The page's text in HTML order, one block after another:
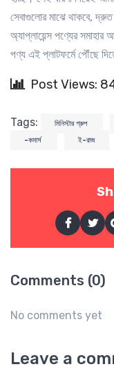
সেবাগুলোর মাঝে থাকবে,
অ্যাপ্লায়েন্স পণ্যের
পণ্য এই প্লাটফর্মে পৌঁছে
Post Views:
Tags: মিনিস্টার গ্রুপ
-কমার্স
ই-রাজ
Comments (0)
No comments yet
Leave a